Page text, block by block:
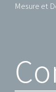
Mesure et